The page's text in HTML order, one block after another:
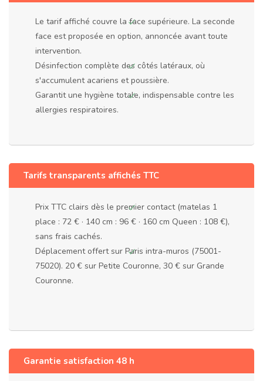
Le tarif affiché couvre la face supérieure. La seconde
face est proposée en option, annoncée avant toute
intervention.
Désinfection complète des côtés latéraux, où
s'accumulent acariens et poussière.
Garantit une hygiène totale, indispensable contre les
allergies respiratoires.
Tarifs transparents affichés TTC
Prix TTC clairs dès le premier contact (matelas 1
place : 72 € · 140 cm : 96 € · 160 cm Queen : 108 €),
sans frais cachés.
Déplacement offert sur Paris intra-muros (75001-
75020). 20 € sur Petite Couronne, 30 € sur Grande
Couronne.
Garantie satisfaction 48 h